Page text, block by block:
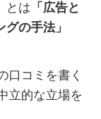
とは 「広告と
の手法」
口コミを書く
立的な立場を